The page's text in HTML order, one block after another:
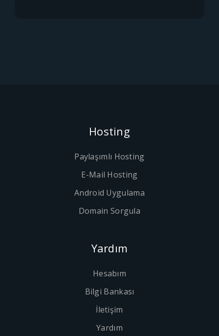
Hosting
Paylaşımlı Hosting
E-Mail Hosting
Android Uygulama
Domain Sorgula
Yardım
Hesabım
Bilgi Bankası
İletişim
Yardım